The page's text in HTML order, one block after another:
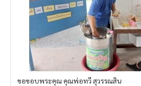
ขอขอบพระคุณ คุณพ่อทวี สุวรรณสิน